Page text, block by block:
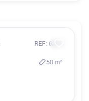
REF: 6034
50 m²